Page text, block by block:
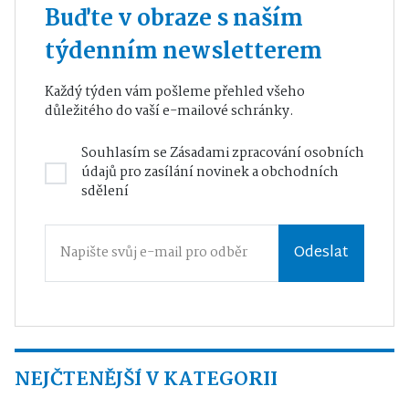
Buďte v obraze s naším
týdenním newsletterem
Každý týden vám pošleme přehled všeho
důležitého do vaší e-mailové schránky.
Souhlasím seZásadami zpracování osobních
údajůpro zasílání novinek a obchodních
sdělení
Odeslat
NEJČTENĚJŠÍ V KATEGORII